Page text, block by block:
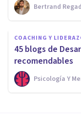
Bertrand
COACHING Y
45 blogs de
recomendables
Psicología Y